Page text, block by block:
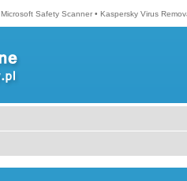
Microsoft Safety Scanner • Kaspersky Virus